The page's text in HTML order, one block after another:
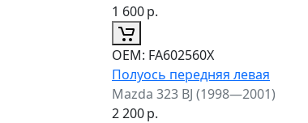
1 600р.
ОЕМ: FA602560X
Полуось передняя левая
Mazda 323 BJ (1998—2001)
2 200р.